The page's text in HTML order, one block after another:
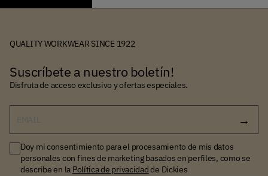
QUALITY WORKWEAR SINCE 1922
Suscríbete a nuestro boletín!
Disfruta de acceso exclusivo y ofertas especiales.
Doy mi consentimiento para el procesamiento de mis datos
personales con fines de marketing basados en perfiles, como se
describe en la Política de privacidadde Dickies